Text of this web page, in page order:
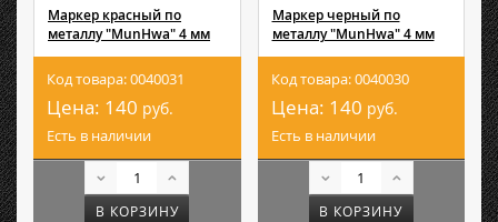
Маркер красный по
металлу "MunHwa" 4 мм
Код товара: 0040031
Цена: 140 руб.
Есть в наличии
В КОРЗИНУ
Маркер черный по
металлу "MunHwa" 4 мм
Код товара: 0040030
Цена: 140 руб.
Есть в наличии
В КОРЗИНУ